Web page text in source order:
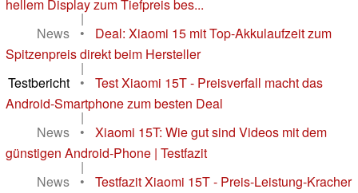
hellem Display zum Tiefpreis bes...
|
News
•
Deal: Xiaomi 15 mit Top-Akkulaufzeit zum
Spitzenpreis direkt beim Hersteller
|
Testbericht
•
Test Xiaomi 15T - Preisverfall macht das
Android-Smartphone zum besten Deal
|
News
•
Xiaomi 15T: Wie gut sind Videos mit dem
günstigen Android-Phone | Testfazit
|
News
•
Testfazit Xiaomi 15T - Preis-Leistung-Kracher